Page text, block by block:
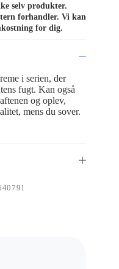
selv produkter.
forhandler. Vi kan
for dig.
i serien, der
fugt. Kan også
og oplev,
mens du sover.